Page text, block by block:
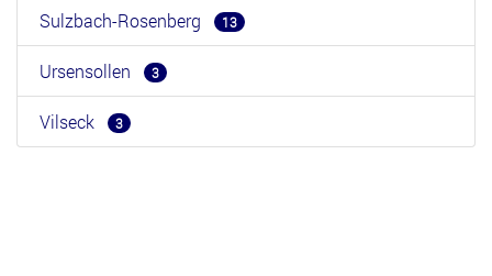
Sulzbach-Rosenberg 13
Ursensollen 3
Vilseck 3